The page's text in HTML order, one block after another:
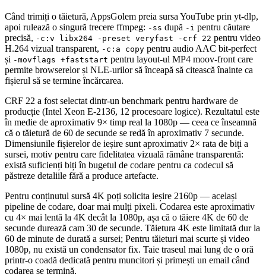
Când trimiți o tăietură, AppsGolem preia sursa YouTube prin yt-dlp,
apoi rulează o singură trecere ffmpeg: -ss după -i pentru căutare
precisă, -c:v libx264 -preset veryfast -crf 22 pentru video
H.264 vizual transparent, -c:a copy pentru audio AAC bit-perfect
și -movflags +faststart pentru layout-ul MP4 moov-front care
permite browserelor și NLE-urilor să înceapă să citească înainte ca
fișierul să se termine încărcarea.
CRF 22 a fost selectat dintr-un benchmark pentru hardware de
producție (Intel Xeon E-2136, 12 procesoare logice). Rezultatul este
în medie de aproximativ 9× timp real la 1080p — ceea ce înseamnă
că o tăietură de 60 de secunde se redă în aproximativ 7 secunde.
Dimensiunile fișierelor de ieșire sunt aproximativ 2× rata de biți a
sursei, motiv pentru care fidelitatea vizuală rămâne transparentă:
există suficienți biți în bugetul de codare pentru ca codecul să
păstreze detaliile fără a produce artefacte.
Pentru conținutul sursă 4K poți solicita ieșire 2160p — același
pipeline de codare, doar mai mulți pixeli. Codarea este aproximativ
cu 4× mai lentă la 4K decât la 1080p, așa că o tăiere 4K de 60 de
secunde durează cam 30 de secunde. Tăietura 4K este limitată dur la
60 de minute de durată a sursei; Pentru tăieturi mai scurte și video
1080p, nu există un condensator fix. Taie traseul mai lung de o oră
printr-o coadă dedicată pentru muncitori și primești un email când
codarea se termină.